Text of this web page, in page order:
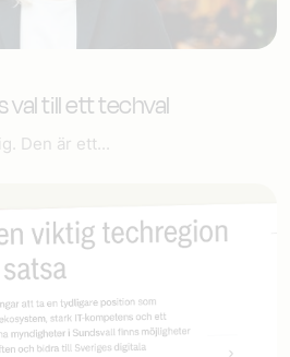
val till ett techval
Den är ett...